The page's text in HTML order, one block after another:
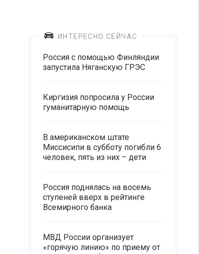
ИНТЕРЕСНО СЕЙЧАС
Россия с помощью Финляндии
запустила Няганскую ГРЭС
Киргизия попросила у России
гуманитарную помощь
В американском штате
Миссисипи в субботу погибли 6
человек, пять из них – дети
Россия поднялась на восемь
ступеней вверх в рейтинге
Всемирного банка
МВД России организует
«горячую линию» по приему от